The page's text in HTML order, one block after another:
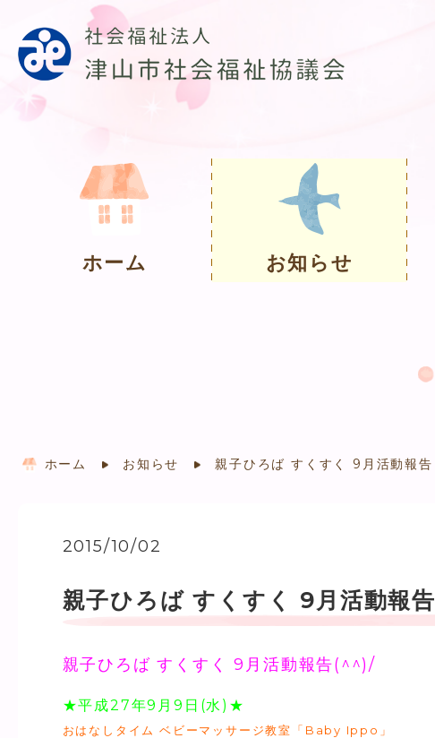
ホーム お知らせ
ホーム お知らせ 親子ひろば すくすく 9月活動報告
2015/10/02
親子ひろば すくすく 9月活動報告
親子ひろば すくすく 9月活動報告(^^)/
★平成27年9月9日(水)★
おはなしタイム ベビーマッサージ教室「Baby Ippo」